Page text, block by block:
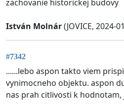
zachovanie historickej budovy
István Molnár(JOVICE, 2024-
#7342
......lebo aspon takto viem
vynimocneho objektu. aspon
nas prah citlivosti k hodnotam,